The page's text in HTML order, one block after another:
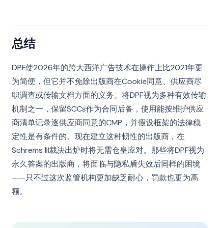
总结
DPF使2026年的跨大西洋广告技术在操作上比2021年更
为简便，但它并不免除出版商在Cookie同意、供应商尽
职调查或传输文档方面的义务。将DPF视为多种有效传输
机制之一，保留SCCs作为合同后备，使用能按维护供应
商清单记录逐供应商同意的CMP，并假设框架的法律稳
定性是有条件的。现在建立这种韧性的出版商，在
Schrems III裁决出炉时将无需仓皇应对。那些将DPF视为
永久答案的出版商，将面临与隐私盾失效后同样的困境
——只不过这次监管机构更加缺乏耐心，罚款也更为高
额。